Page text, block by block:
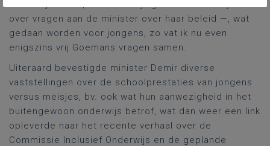
over vragen aan de minister over haar beleid —, wat
gedaan worden voor jongens, zo vat ik nu even
enigszins vrij Goemans vragen samen.
Uiteraard bevestigde minister Demir diverse
vaststellingen over de schoolprestaties van jongens
versus meisjes, bv. ook wat hun aanwezigheid in het
buitengewoon onderwijs betrof, wat dan weer een link
opleverde naar het recente verhaal over de
Commissie Inclusief Onderwijs en de geplande